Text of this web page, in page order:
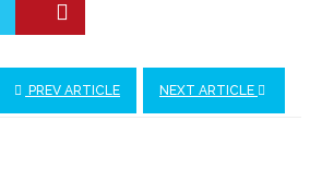
PREV ARTICLE NEXT ARTICLE